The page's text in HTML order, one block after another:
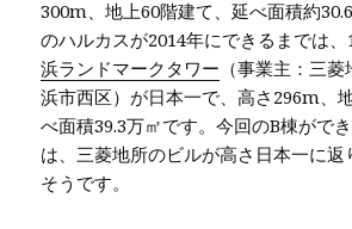
300m、地上60階建て、延べ面積約
のハルカスが2014年にできるまでは
浜ランドマークタワー （事業主：三
浜市西区）が日本一で、高さ296m、
べ面積39.3万㎡です。今回のB棟がで
は、三菱地所のビルが高さ日本一に返
そうです。